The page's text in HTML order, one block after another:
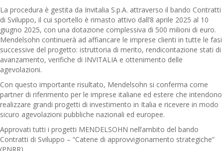
La procedura è gestita da Invitalia S.p.A. attraverso il bando Contratti
di Sviluppo, il cui sportello è rimasto attivo dall’8 aprile 2025 al 10
giugno 2025, con una dotazione complessiva di 500 milioni di euro.
Mendelsohn continuerà ad affiancare le imprese clienti in tutte le fasi
successive del progetto: istruttoria di merito, rendicontazione stati di
avanzamento, verifiche di INVITALIA e ottenimento delle
agevolazioni.
Con questo importante risultato, Mendelsohn si conferma come
partner di riferimento per le imprese italiane ed estere che intendono
realizzare grandi progetti di investimento in Italia e ricevere in modo
sicuro agevolazioni pubbliche nazionali ed europee.
Approvati tutti i progetti MENDELSOHN nell’ambito del bando
Contratti di Sviluppo – “Catene di approvvigionamento strategiche”
(PNRR)